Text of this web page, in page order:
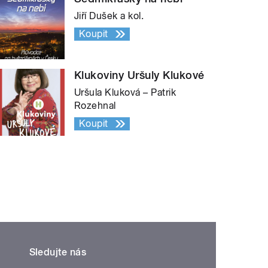
Jiří Dušek a kol.
Koupit
Klukoviny Uršuly Klukové
Uršula Kluková – Patrik
Rozehnal
Koupit
Sledujte nás